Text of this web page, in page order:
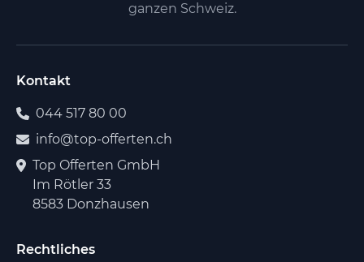
ganzen Schweiz.
Kontakt
044 517 80 00
info@top-offerten.ch
Top Offerten GmbH
Im Rötler 33
8583 Donzhausen
Rechtliches